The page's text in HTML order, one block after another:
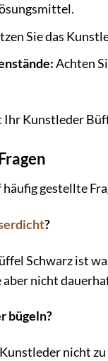
Sie das
Achten
Kunstleder
gestellte
?
Schwarz ist
nicht
bügeln?
nicht zu